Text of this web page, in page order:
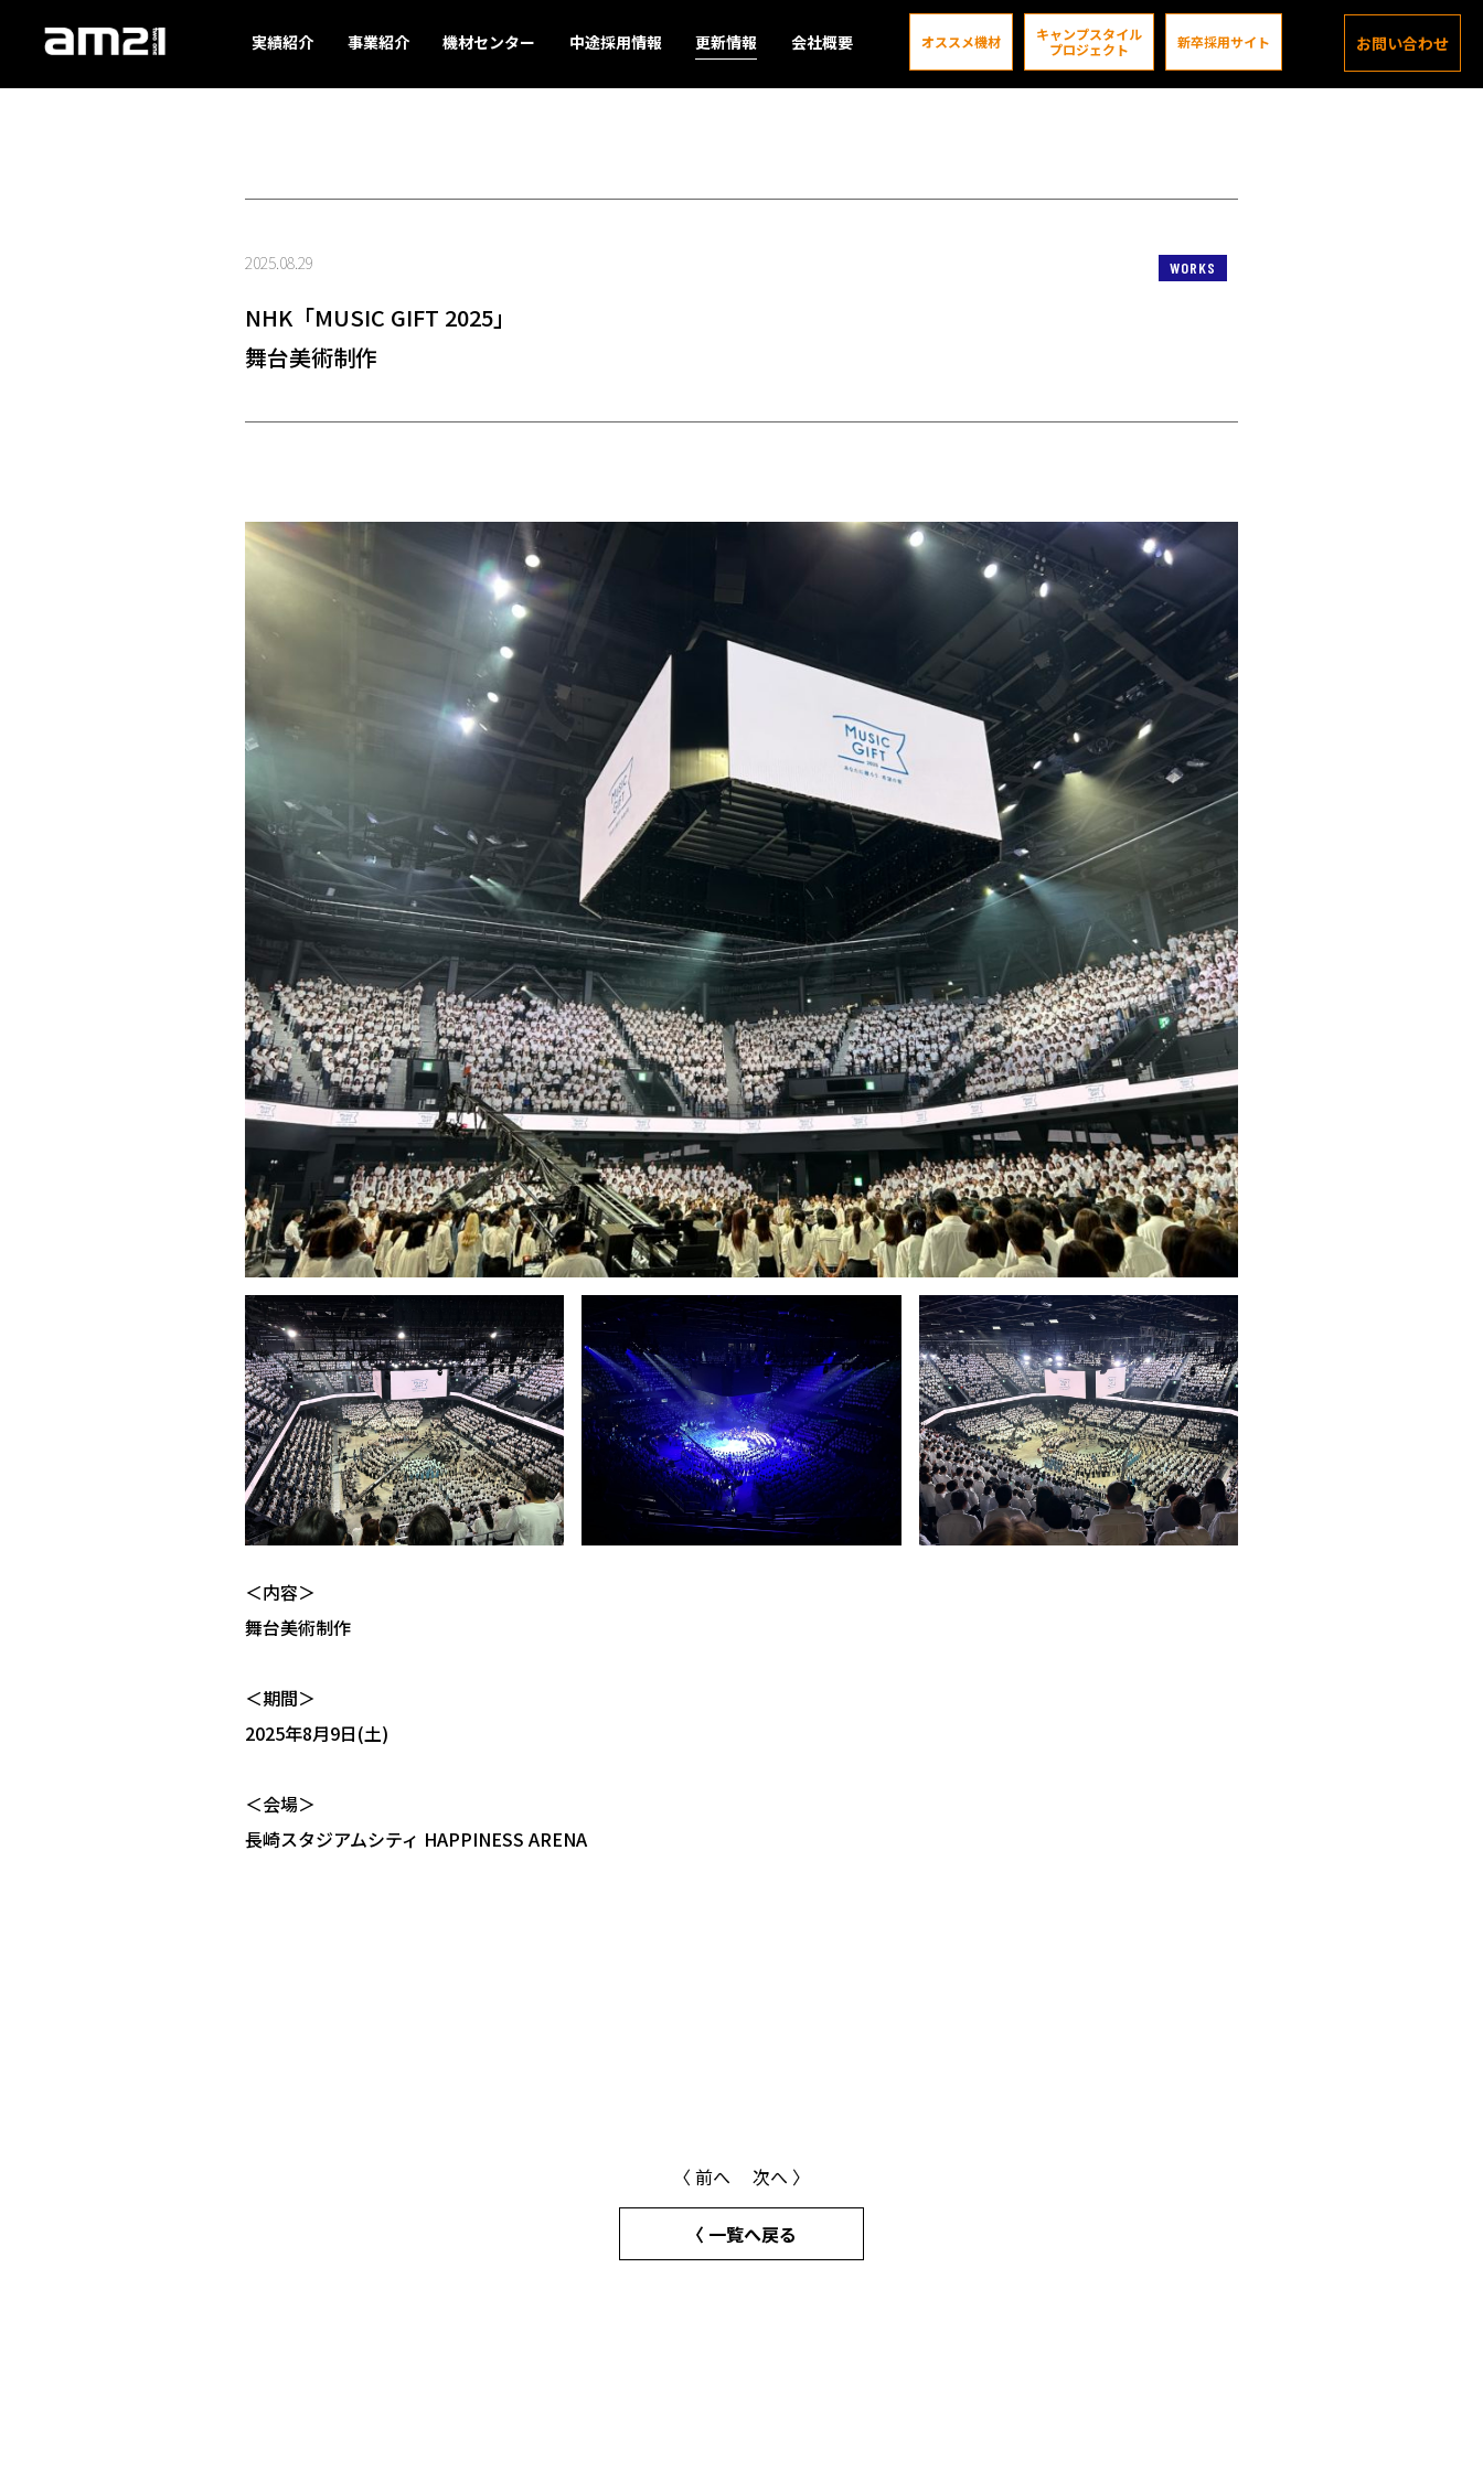
実績紹介 事業紹介 機材センター 中途採用情報 更新情報 会社概要 オススメ機材
キャンプスタイル
プロジェクト
新卒採用サイト お問い合わせ
更新情報
2025.08.29 WORKS
NHK「MUSIC GIFT 2025」
舞台美術制作
＜内容＞
舞台美術制作
＜期間＞
2025年8月9日(土)
＜会場＞
長崎スタジアムシティ HAPPINESS ARENA
〈 前へ 次へ 〉
〈 一覧へ戻る